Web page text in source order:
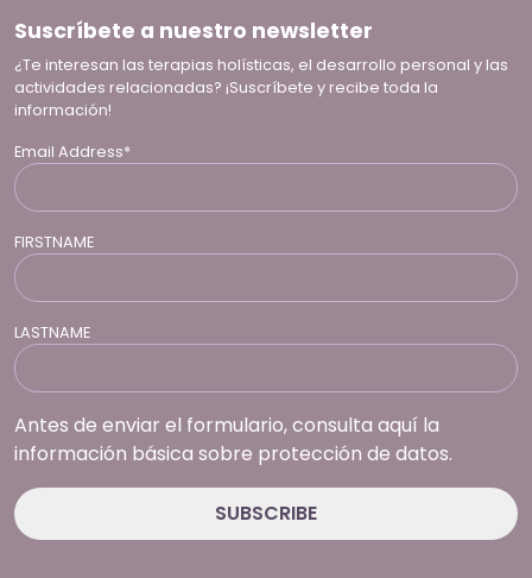
Suscríbete a nuestro newsletter
¿Te interesan las terapias holísticas, el desarrollo personal y las
actividades relacionadas? ¡Suscríbete y recibe toda la
información!
Email Address*
FIRSTNAME
LASTNAME
Antes de enviar el formulario, consulta aquí la
información básica sobre protección de datos.